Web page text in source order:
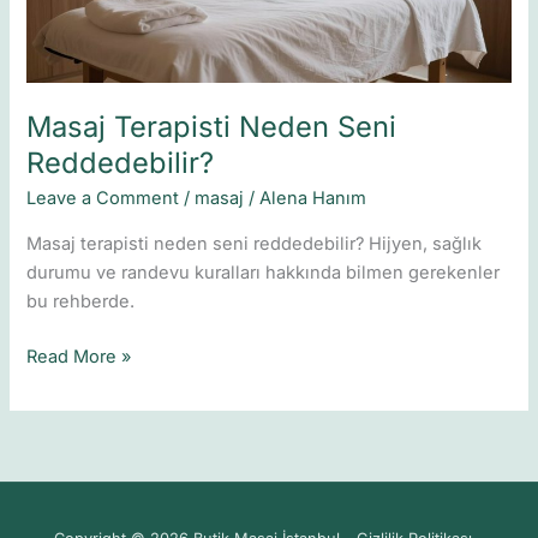
Masaj Terapisti Neden Seni
Reddedebilir?
Leave a Comment / masaj /Alena Hanım
Masaj terapisti neden seni reddedebilir? Hijyen, sağlık
durumu ve randevu kuralları hakkında bilmen gerekenler
bu rehberde.
Read More »